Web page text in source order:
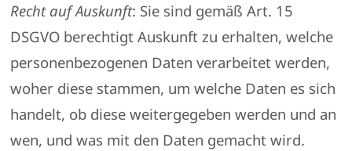
Recht auf Auskunft: Sie sind gemäß Art. 15
DSGVO berechtigt Auskunft zu erhalten, welche
personenbezogenen Daten verarbeitet werden,
woher diese stammen, um welche Daten es sich
handelt, ob diese weitergegeben werden und an
wen, und was mit den Daten gemacht wird.